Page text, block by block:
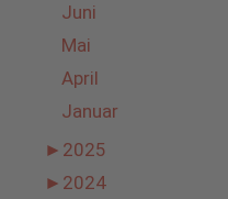
Juni
Mai
April
Januar
► 2025
► 2024